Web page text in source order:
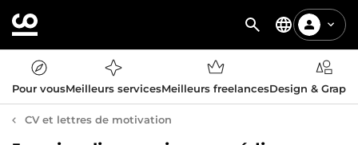
Pour vousMeilleurs servicesMeilleurs freelancesDesign &
CV et lettres de motivation